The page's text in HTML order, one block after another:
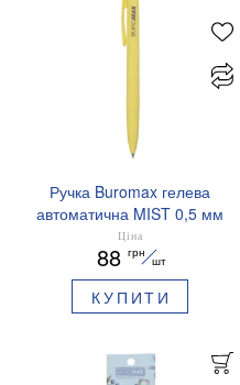
Ручка Buromax гелева
автоматична MIST 0,5 мм
сині чорнила BM.83103
Ціна
88 грн
шт
КУПИТИ